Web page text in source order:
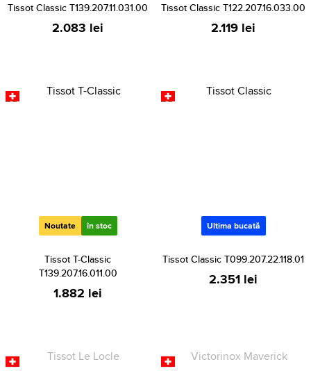
Tissot Classic T139.207.11.031.00
2.083 lei
Tissot Classic T122.207.16.033.00
2.119 lei
Noutate în stoc
Tissot T-Classic
T139.207.16.011.00
1.882 lei
Ultima bucată
Tissot Classic T099.207.22.118.01
2.351 lei